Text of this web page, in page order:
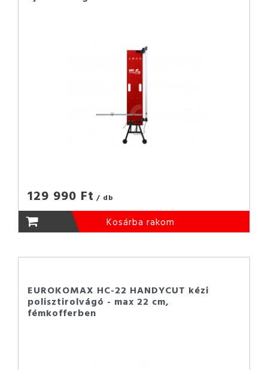
129 990 Ft / db
Kosárba rakom
EUROKOMAX HC-22 HANDYCUT kézi
polisztirolvágó - max 22 cm,
fémkofferben